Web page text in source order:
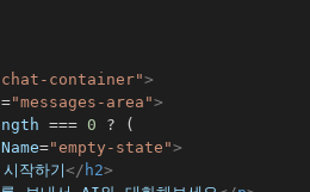
chat-container">
="messages-area ">
=== 0 ?
(
="empty-state ">
작하기</ h2>